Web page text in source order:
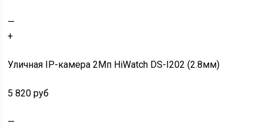
—
+
Уличная IP-камера 2Мп HiWatch DS-I202 (2.8мм)
5 820 руб
—